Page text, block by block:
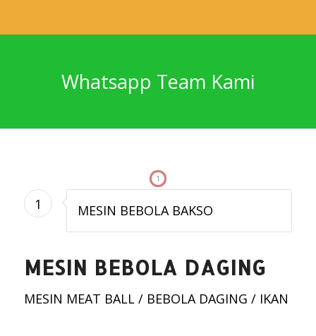
Whatsapp Team Kami
1
1 MESIN BEBOLA BAKSO
MESIN BEBOLA DAGING
MESIN MEAT BALL / BEBOLA DAGING / IKAN